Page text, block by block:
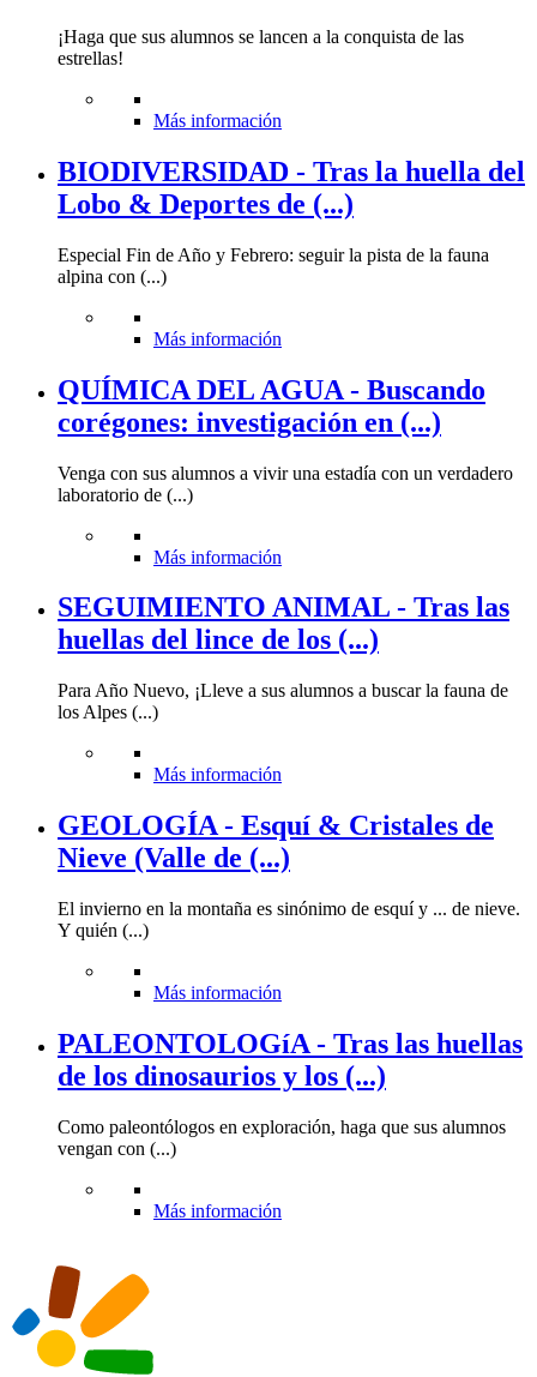
¡Haga que sus alumnos se lancen a la conquista de las
estrellas!
Más información
BIODIVERSIDAD - Tras la huella del
Lobo & Deportes de (...)
Especial Fin de Año y Febrero: seguir la pista de la fauna
alpina con (...)
Más información
QUÍMICA DEL AGUA - Buscando
corégones: investigación en (...)
Venga con sus alumnos a vivir una estadía con un verdadero
laboratorio de (...)
Más información
SEGUIMIENTO ANIMAL - Tras las
huellas del lince de los (...)
Para Año Nuevo, ¡Lleve a sus alumnos a buscar la fauna de
los Alpes (...)
Más información
GEOLOGÍA - Esquí & Cristales de
Nieve (Valle de (...)
El invierno en la montaña es sinónimo de esquí y ... de nieve.
Y quién (...)
Más información
PALEONTOLOGíA - Tras las huellas
de los dinosaurios y los (...)
Como paleontólogos en exploración, haga que sus alumnos
vengan con (...)
Más información